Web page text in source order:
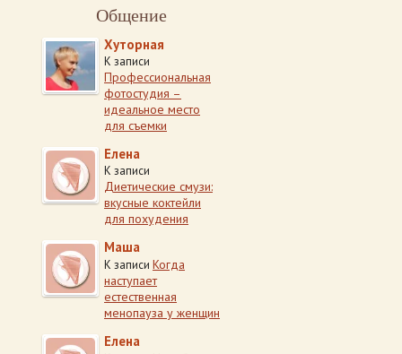
Общение
Хуторная
К записи
Профессиональная
фотостудия –
идеальное место
для съемки
Елена
К записи
Диетические смузи:
вкусные коктейли
для похудения
Маша
К записи Когда
наступает
естественная
менопауза у женщин
Елена